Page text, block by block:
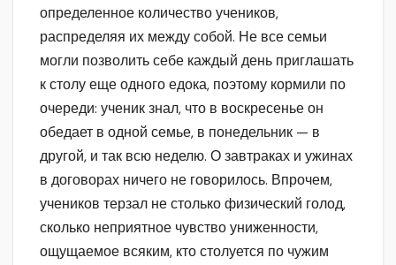
определенное количество учеников,
распределяя их между собой. Не все семьи
могли позволить себе каждый день приглашать
к столу еще одного едока, поэтому кормили по
очереди: ученик знал, что в воскресенье он
обедает в одной семье, в понедельник — в
другой, и так всю неделю. О завтраках и ужинах
в договорах ничего не говорилось. Впрочем,
учеников терзал не столько физический голод,
сколько неприятное чувство униженности,
ощущаемое всяким, кто столуется по чужим